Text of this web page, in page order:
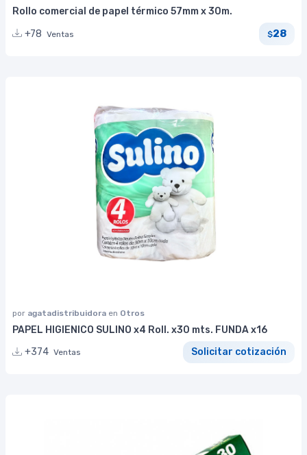
Rollo comercial de papel térmico 57mm x 30m.
+78 Ventas $28
por agatadistribuidora en Otros
PAPEL HIGIENICO SULINO x4 Roll. x30 mts. FUNDA x16
+374 Ventas Solicitar cotización